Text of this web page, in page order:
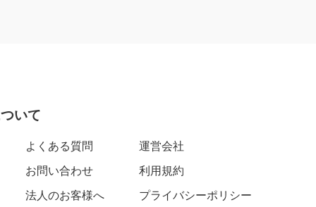
いて
よくある質問
お問い合わせ
法人のお客様へ
運営会社
利用規約
プライバシーポリシー